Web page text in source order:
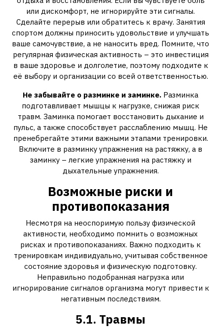
или дискомфорт, не игнорируйте эти сигналы.
Сделайте перерыв или обратитесь к врачу. Занятия
спортом должны приносить удовольствие и улучшать
ваше самочувствие, а не наносить вред. Помните, что
регулярная физическая активность – это инвестиция
в ваше здоровье и долголетие, поэтому подходите к
её выбору и организации со всей ответственностью.
Не забывайте о разминке и заминке. Разминка
подготавливает мышцы к нагрузке, снижая риск
травм. Заминка помогает восстановить дыхание и
пульс, а также способствует расслаблению мышц. Не
пренебрегайте этими важными этапами тренировки.
Включите в разминку упражнения на растяжку, а в
заминку – легкие упражнения на растяжку и
дыхательные упражнения.
Возможные риски и
противопоказания
Несмотря на неоспоримую пользу физической
активности, необходимо помнить о возможных
рисках и противопоказаниях. Важно подходить к
тренировкам индивидуально, учитывая собственное
состояние здоровья и физическую подготовку.
Неправильно подобранная нагрузка или
игнорирование сигналов организма могут привести к
негативным последствиям.
5.1. Травмы